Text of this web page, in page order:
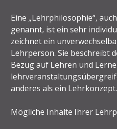
Eine „Lehrphilosophie“,
genannt, ist ein sehr
zeichnet ein
Lehrperson. Sie beschreibt
Bezug auf Lehren und
anderes als ein Lehrkonzept.
Mögliche Inhalte Ihrer